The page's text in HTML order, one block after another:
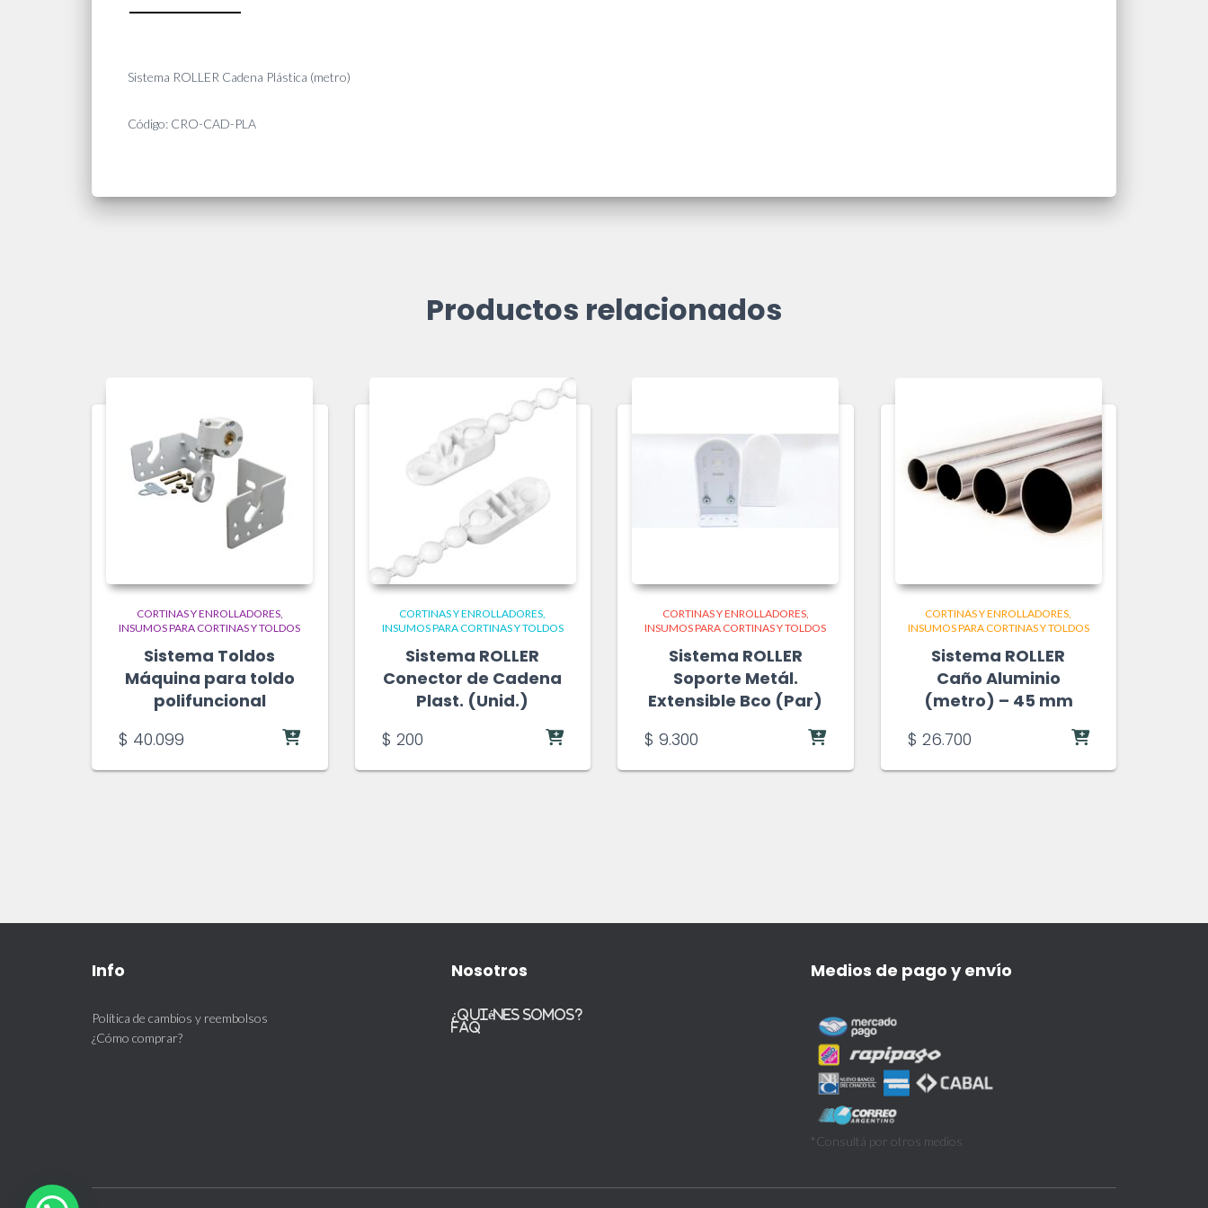
Sistema ROLLER Cadena Plástica (metro)
Código: CRO-CAD-PLA
Productos relacionados
CORTINAS Y ENROLLADORES
INSUMOS PARA CORTINAS Y TOLDOS
Sistema Toldos
Máquina para toldo
polifuncional
$ 40.099
CORTINAS Y ENROLLADORES
INSUMOS PARA CORTINAS Y TOLDOS
Sistema ROLLER
Conector de Cadena
Plast. (Unid.)
$ 200
CORTINAS Y ENROLLADORES
INSUMOS PARA CORTINAS Y TOLDOS
Sistema ROLLER
Soporte Metál.
Extensible Bco (Par)
$ 9.300
CORTINAS Y ENROLLADORES
INSUMOS PARA CORTINAS Y TOLDOS
Sistema ROLLER
Caño Aluminio
(metro) – 45 mm
$ 26.700
Info
Política de cambios y reembolsos
¿Cómo comprar?
Nosotros
¿Quiénes somos?
FAQ
Medios de pago y envío
*Consultá por otros medios